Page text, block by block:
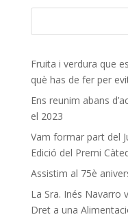
Fruita i verdura que
què has de fer per
Ens reunim abans
el 2023
Vam formar part del
Edició del Premi
Assistim al 75è
La Sra. Inés Navarro
Dret a una